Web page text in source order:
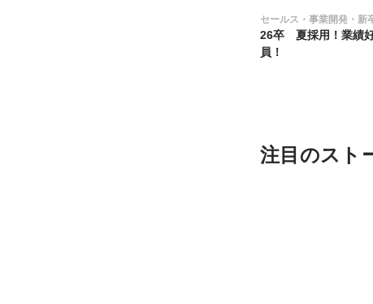
セールス・事業開発・新
26卒 夏採用！業績
員！
注目のスト